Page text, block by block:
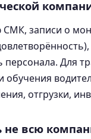
СМК, записи о
Для
обучения
отгрузки,
всю